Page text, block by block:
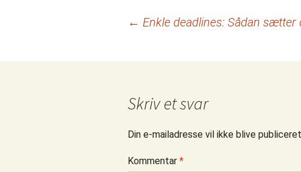
Indlægsnavigation
← Enkle deadlines: Sådan
Skriv et svar
Din e-mailadresse vil ikke blive
Kommentar *